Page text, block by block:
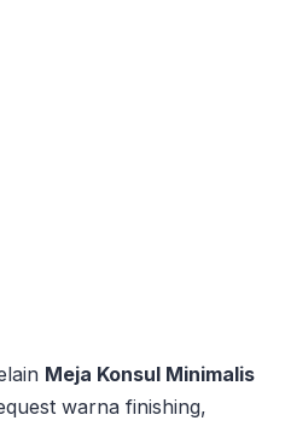
Meja Konsul Minimalis
warna finishing,